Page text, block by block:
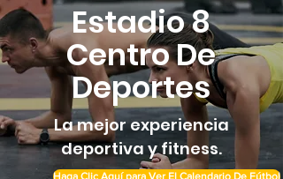
Estadio 8
Centro De
Deportes
La mejor experiencia
deportiva y fitness.
Haga Clic Aquí para Ver El Calendario De Fútbol